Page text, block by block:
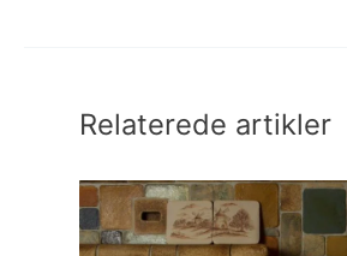
Relaterede artikler